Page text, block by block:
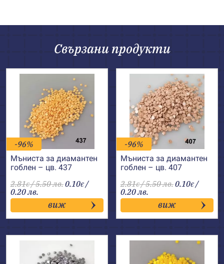
Свързани продукти
-96%
Мъниста за диамантен
гоблен – цв. 437
2.81€/ 5.50 лв.0.10€ /
0.20 лв.
виж
-96%
Мъниста за диамантен
гоблен – цв. 407
2.81€/ 5.50 лв.0.10€ /
0.20 лв.
виж